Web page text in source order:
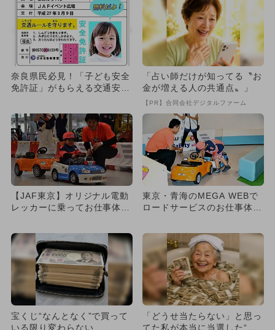
奈良県民必見！「子ども安全
免許証」がもらえる交通安全
「占い師だけが知ってる〝お
金が増える人の共通点〟」
【PR】合同会社デジタルファーム
【JAF東京】オリジナル電動
レッカーに乗ってお仕事体
東京・青海のMEGA WEBで
ロードサービスのお仕事体
宝くじ“なんとなく”で買って
いる限り変わらない
「どうせ当たらない」と思っ
てた私が本当に当選した“買